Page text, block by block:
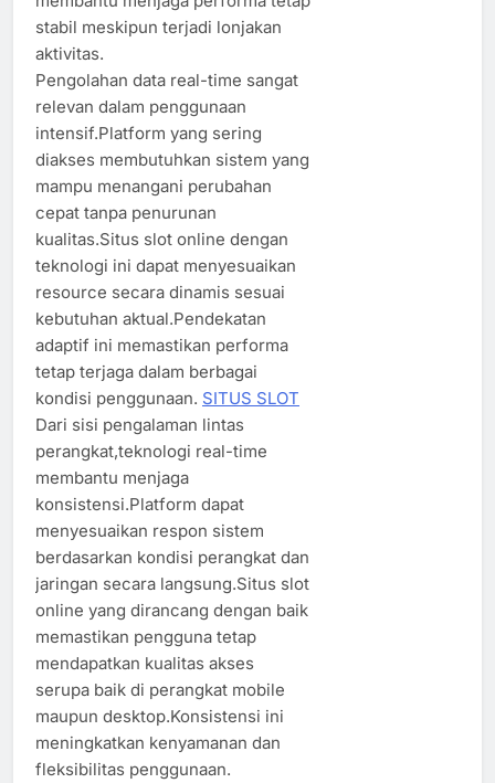
stabil meskipun terjadi lonjakan
aktivitas.
Pengolahan data real-time sangat
relevan dalam penggunaan
intensif.Platform yang sering
diakses membutuhkan sistem yang
mampu menangani perubahan
cepat tanpa penurunan
kualitas.Situs slot online dengan
teknologi ini dapat menyesuaikan
resource secara dinamis sesuai
kebutuhan aktual.Pendekatan
adaptif ini memastikan performa
tetap terjaga dalam berbagai
kondisi penggunaan. SITUS SLOT
Dari sisi pengalaman lintas
perangkat,teknologi real-time
membantu menjaga
konsistensi.Platform dapat
menyesuaikan respon sistem
berdasarkan kondisi perangkat dan
jaringan secara langsung.Situs slot
online yang dirancang dengan baik
memastikan pengguna tetap
mendapatkan kualitas akses
serupa baik di perangkat mobile
maupun desktop.Konsistensi ini
meningkatkan kenyamanan dan
fleksibilitas penggunaan.